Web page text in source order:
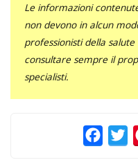
Le informazioni
non devono in alcun
professionisti della
consultare sempre il
specialisti.